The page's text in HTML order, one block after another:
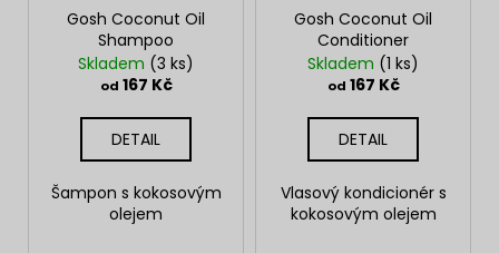
Gosh Coconut Oil
Shampoo
Skladem (3 ks)
od 167 Kč
DETAIL
Šampon s kokosovým
olejem
Gosh Coconut Oil
Conditioner
Skladem (1 ks)
od 167 Kč
DETAIL
Vlasový kondicionér s
kokosovým olejem